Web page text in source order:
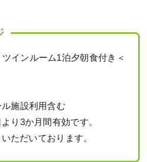
インルーム1泊夕朝食付き＜
施設利用含む
り3か月間有効です。
ただいております。